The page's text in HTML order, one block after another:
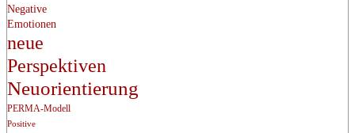
Negative
Emotionen
neue
Perspektiven
Neuorientierung
PERMA-Modell
Positive